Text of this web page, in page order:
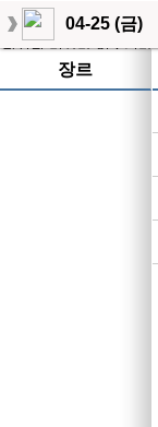
04-25 (금)
장르
작성된 기사가 없습니다.